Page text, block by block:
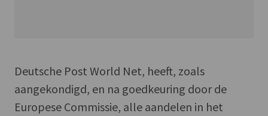
Deutsche Post World Net, heeft, zoals
aangekondigd, en na goedkeuring door de
Europese Commissie, alle aandelen in het